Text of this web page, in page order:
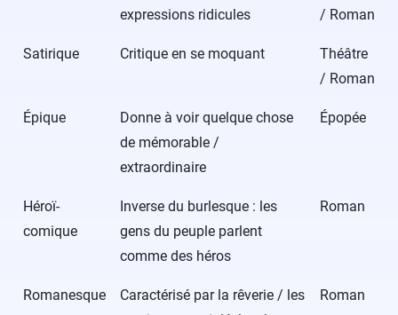
expressions ridicules
/ Roman
Satirique Critique en se moquant
Théâtre
/ Roman
Épique
Donne à voir quelque chose
de mémorable /
extraordinaire
Épopée
Héroï-
comique
Inverse du burlesque : les
gens du peuple parlent
comme des héros
Roman
Romanesque
Caractérisé par la rêverie / les
Roman